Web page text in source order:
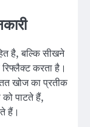
है, बल्कि सीखने
करता है।
खोज का प्रतीक
पाटते हैं,
हैं।